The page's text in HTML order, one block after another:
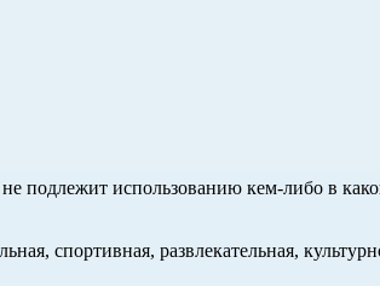
не подлежит использованию кем-либо в
спортивная, развлекательная,